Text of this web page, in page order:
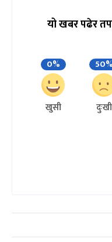
यो खबर पढेर
0%
खुसी
50%
दुःखी